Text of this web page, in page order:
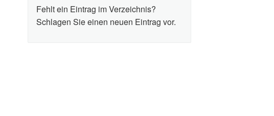
Fehlt ein Eintrag im Verzeichnis?
Schlagen Sie einen neuen Eintrag vor.